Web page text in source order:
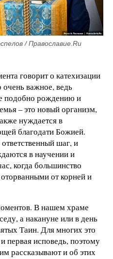
/ Православие.Ru
говорит о катехизации
важное, ведь
подобно рождению и
– это новый организм,
нуждается в
благодати Божией.
шаг, и
в научении и
когда большинство
от корней и
В нашем храме
а накануне или в день
Таин. Для многих это
первая исповедь, поэтому
рассказывают и об этих